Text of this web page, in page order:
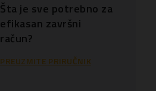
Šta je sve potrebno za
efikasan završni
račun?
PREUZMITE PRIRUČNIK